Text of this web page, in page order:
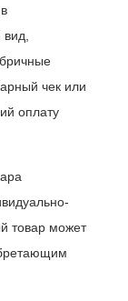
чек или
оплату
товар может